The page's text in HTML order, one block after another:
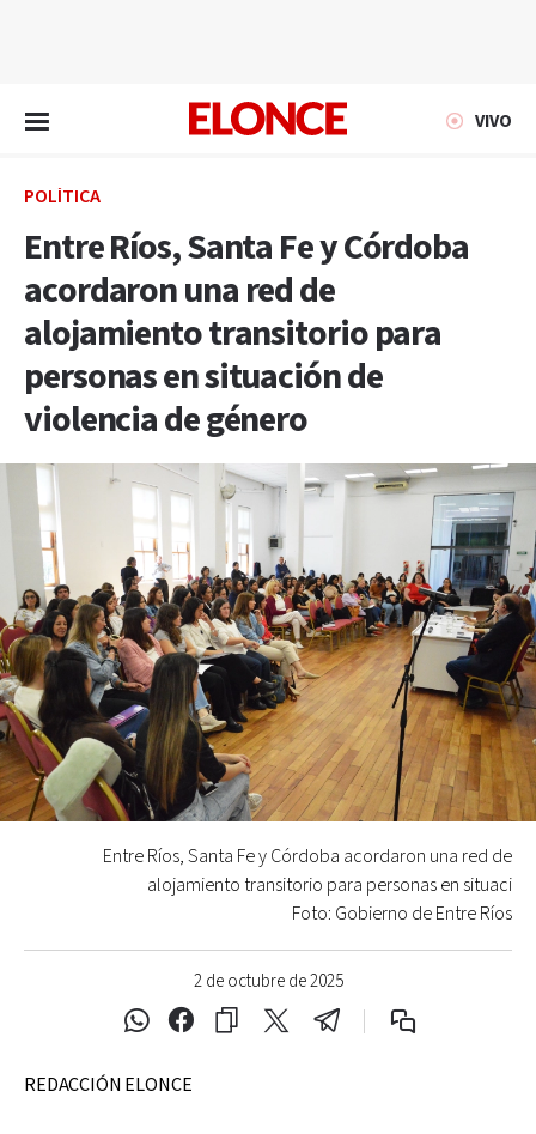
VIVO
POLÍTICA
Entre Ríos, Santa Fe y Córdoba
acordaron una red de
alojamiento transitorio para
personas en situación de
violencia de género
2 de octubre de 2025
Entre Ríos, Santa Fe y Córdoba acordaron una red de
alojamiento transitorio para personas en situaci
Foto: Gobierno de Entre Ríos
REDACCIÓN ELONCE